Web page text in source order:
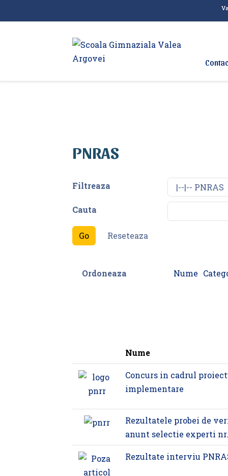
PNRAS
Filtreaza
Cauta
Ordoneaza Nume
Nume
Concurs in cadrul
implementare
Rezultatele probei de
anunt selectie experti
Rezultate interviu